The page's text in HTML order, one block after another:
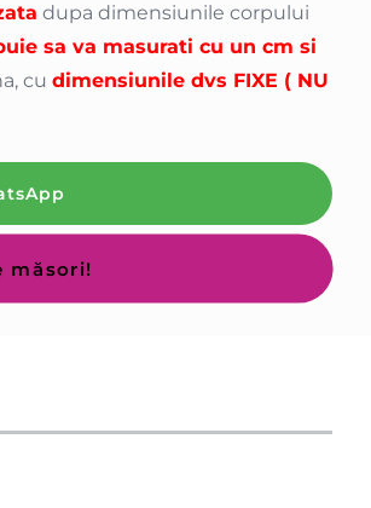
dupa dimensiunile corpului
sa va masurati cu un cm si
cu dimensiunile dvs FIXE ( NU
măsori!